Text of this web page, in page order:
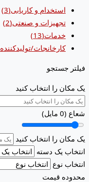
استخدام و کاریابی(3)
تجهیزات و صنعتی(2)
خدمات(13)
کارخانجات/تولیدکننده
فیلتر جستجو
یک مکان را انتخاب کنید
شعاع (0 مایل)
یک مکان را انتخاب کنید
انتخاب یک دسته
انتخاب نوع
محدوده قیمت